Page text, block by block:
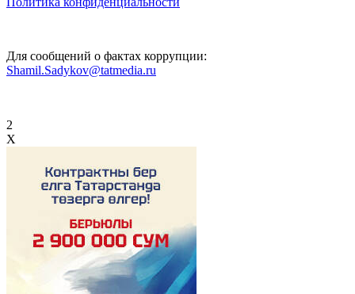
Для сообщений о фактах коррупции:
Shamil.Sadykov@tatmedia.ru
2
X